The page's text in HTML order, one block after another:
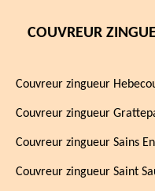
COUVREUR
Couvreur zingueur
Couvreur zingueur
Couvreur zingueur Sains
Couvreur zingueur Saint